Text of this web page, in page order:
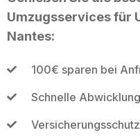
Umzugsservices für
Nantes:
100€ sparen bei
Schnelle